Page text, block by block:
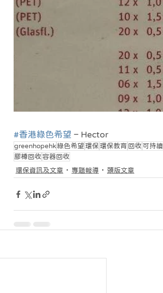
#香港綠色希望 – Hector
greenhopehk綠色希望 環保 環保教育 回收 可持續
膠樽回收 容器回收
環保資訊及文章
專題報導 頭版文章